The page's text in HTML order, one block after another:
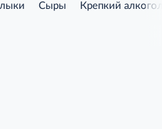
Сыры Крепкий